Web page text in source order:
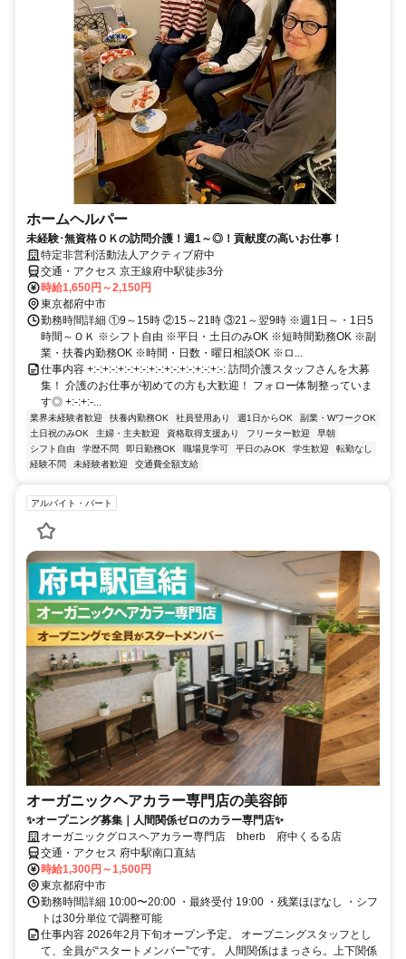
ホームヘルパー
未経験･無資格ＯＫの訪問介護！週1～◎！貢献度の高いお仕事！
特定非営利活動法人アクティブ府中
交通・アクセス 京王線府中駅徒歩3分
時給1,650円～2,150円
東京都府中市
勤務時間詳細 ①9～15時 ②15～21時 ③21～翌9時 ※週1日～・1日5
時間～ＯＫ ※シフト自由 ※平日・土日のみOK ※短時間勤務OK ※副
業・扶養内勤務OK ※時間・日数・曜日相談OK ※ロ...
仕事内容 +:-:+:-:+:-:+:-:+:-:+:-:+:-:+:-:+:-: 訪問介護スタッフさんを大募
集！ 介護のお仕事が初めての方も大歓迎！ フォロー体制整っていま
す◎ +:-:+:-...
業界未経験者歓迎 扶養内勤務OK 社員登用あり 週1日からOK
副業・WワークOK
土日祝のみOK
主婦・主夫歓迎 資格取得支援あり フリーター歓迎
早朝
シフト自由
学歴不問 即日勤務OK 職場見学可 平日のみOK 学生歓迎
転勤なし
経験不問
未経験者歓迎 交通費全額支給
アルバイト・パート
オーガニックヘアカラー専門店の美容師
✨オープニング募集｜人間関係ゼロのカラー専門店✨
オーガニックグロスヘアカラー専門店 bherb 府中くるる店
交通・アクセス 府中駅南口直結
時給1,300円～1,500円
東京都府中市
勤務時間詳細 10:00〜20:00 ・最終受付 19:00 ・残業ほぼなし ・シフ
トは30分単位で調整可能
仕事内容 2026年2月下旬オープン予定。 オープニングスタッフとし
て、全員が“スタートメンバー”です。 人間関係はまっさら。上下関係